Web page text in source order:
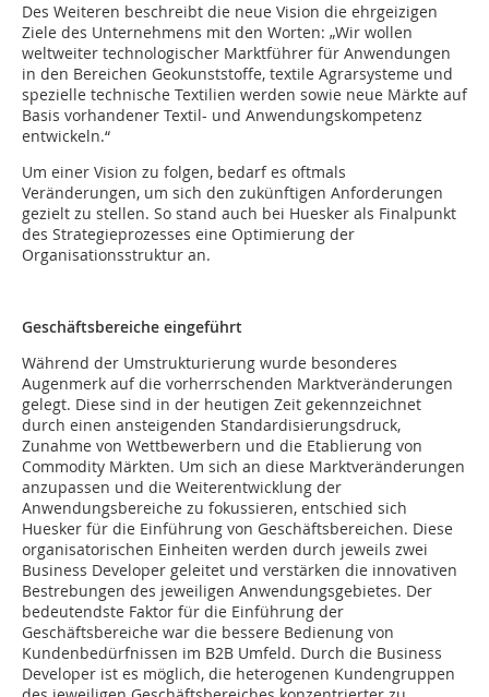
Des Weiteren beschreibt die neue Vision die ehrgeizigen
Ziele des Unternehmens mit den Worten: „Wir wollen
weltweiter technologischer Marktführer für Anwendungen
in den Bereichen Geokunststoffe, textile Agrarsysteme und
spezielle technische Textilien werden sowie neue Märkte auf
Basis vorhandener Textil- und Anwendungskompetenz
entwickeln.“
Um einer Vision zu folgen, bedarf es oftmals
Veränderungen, um sich den zukünftigen Anforderungen
gezielt zu stellen. So stand auch bei Huesker als Finalpunkt
des Strategieprozesses eine Optimierung der
Organisationsstruktur an.
Geschäftsbereiche eingeführt
Während der Umstrukturierung wurde besonderes
Augenmerk auf die vorherrschenden Marktveränderungen
gelegt. Diese sind in der heutigen Zeit gekennzeichnet
durch einen ansteigenden Standardisierungsdruck,
Zunahme von Wettbewerbern und die Etablierung von
Commodity Märkten. Um sich an diese Marktveränderungen
anzupassen und die Weiterentwicklung der
Anwendungsbereiche zu fokussieren, entschied sich
Huesker für die Einführung von Geschäftsbereichen. Diese
organisatorischen Einheiten werden durch jeweils zwei
Business Developer geleitet und verstärken die innovativen
Bestrebungen des jeweiligen Anwendungsgebietes. Der
bedeutendste Faktor für die Einführung der
Geschäftsbereiche war die bessere Bedienung von
Kundenbedürfnissen im B2B Umfeld. Durch die Business
Developer ist es möglich, die heterogenen Kundengruppen